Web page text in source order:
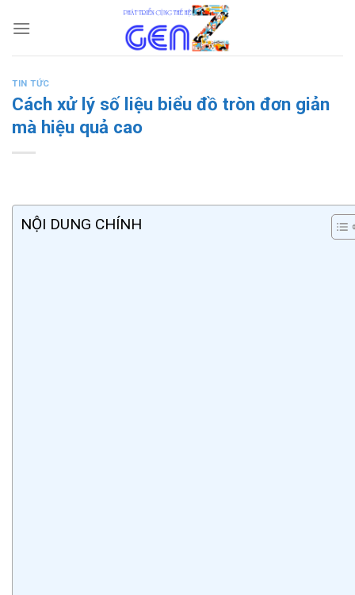
TIN TỨC
Cách xử lý số liệu biểu đồ tròn đơn giản
mà hiệu quả cao
NỘI DUNG CHÍNH